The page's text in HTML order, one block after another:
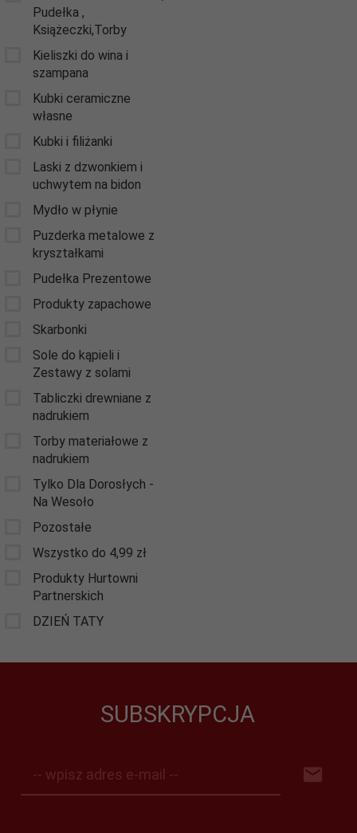
Pudełka ,
Książeczki,Torby
Kieliszki do wina i
szampana
Kubki ceramiczne
własne
Kubki i filiżanki
Laski z dzwonkiem i
uchwytem na bidon
Mydło w płynie
Puzderka metalowe z
kryształkami
Pudełka Prezentowe
Produkty zapachowe
Skarbonki
Sole do kąpieli i
Zestawy z solami
Tabliczki drewniane z
nadrukiem
Torby materiałowe z
nadrukiem
Tylko Dla Dorosłych -
Na Wesoło
Pozostałe
Wszystko do 4,99 zł
Produkty Hurtowni
Partnerskich
DZIEŃ TATY
SUBSKRYPCJA
-- wpisz adres e-mail --